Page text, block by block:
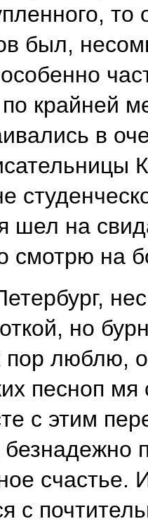
был,
крайней
в
шел на
смотрю на
но
пор люблю,
песноп
с этим
безнадежно
счастье.
с